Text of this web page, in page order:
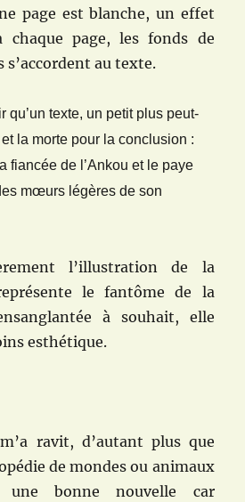
page est blanche, un effet
chaque page, les fonds de
s’accordent au texte.
qu’un texte, un petit plus peut-
la morte pour la conclusion :
fiancée de l’Ankou et le paye
mœurs légères de son
l’illustration de la
le fantôme de la
à souhait, elle
esthétique.
ravit, d’autant plus que
de mondes ou animaux
une bonne nouvelle car